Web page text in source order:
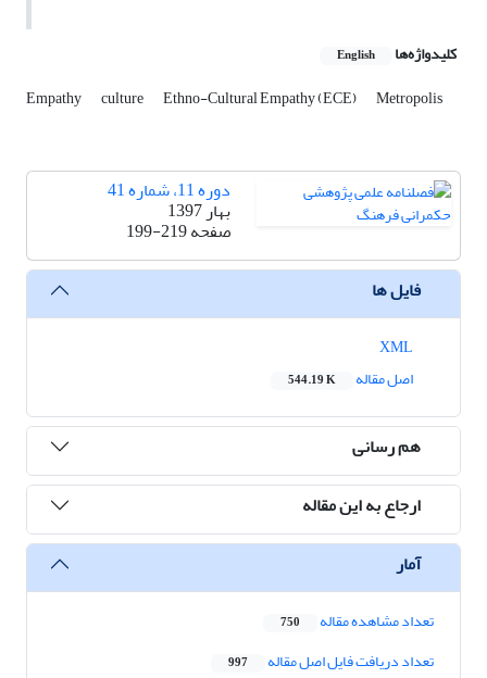
کلیدواژه‌ها English
Empathy culture Ethno-Cultural Empathy (ECE) Metropolis
دوره 11، شماره 41
بهار 1397
صفحه199-219
فایل ها
اصل مقاله
544.19 K
هم رسانی
ارجاع به این مقاله
آمار
تعداد مشاهده مقاله 750
تعداد دریافت فایل اصل مقاله 997